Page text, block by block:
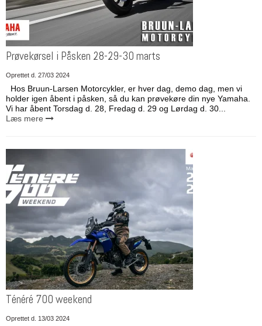
Prøvekørsel i Påsken 28-29-30 marts
Oprettet d. 27/03 2024
Hos Bruun-Larsen Motorcykler, er hver dag, demo dag, men vi
holder igen åbent i påsken, så du kan prøvekøre din nye Yamaha.
Vi har åbent Torsdag d. 28, Fredag d. 29 og Lørdag d. 30...
Læs mere
Ténéré 700 weekend
Oprettet d. 13/03 2024